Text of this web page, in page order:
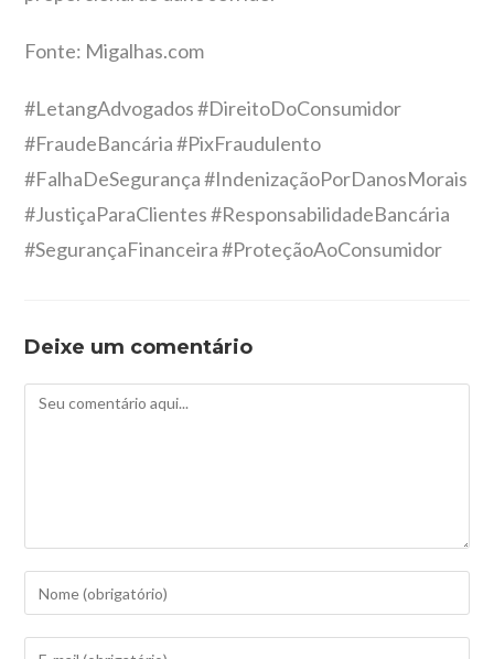
Fonte: Migalhas.com
#LetangAdvogados #DireitoDoConsumidor
#FraudeBancária #PixFraudulento
#FalhaDeSegurança #IndenizaçãoPorDanosMorais
#JustiçaParaClientes #ResponsabilidadeBancária
#SegurançaFinanceira #ProteçãoAoConsumidor
Deixe um comentário